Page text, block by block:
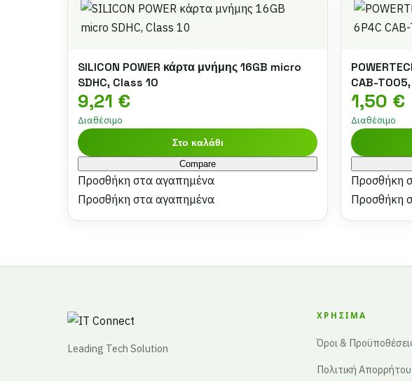
SILICON POWER κάρτα μνήμης 16GB micro
SDHC, Class 10
9,21 €
Διαθέσιμο
Στο καλάθι
Compare
Προσθήκη στα αγαπημένα
Προσθήκη στα αγαπημένα
CAB-
1,50 €
Διαθέσιμο
Προσθήκη
Προσθήκη
Leading Tech Solution
ΧΡΉΣΙΜΑ
Όροι &
Πολιτική Απορρήτου